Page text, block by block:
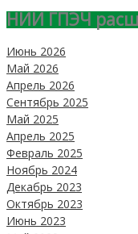
НИИ ГПЭЧ
Июнь 2026
Май 2026
Апрель 2026
Сентябрь 2025
Май 2025
Апрель 2025
Февраль 2025
Ноябрь 2024
Декабрь 2023
Октябрь 2023
Июнь 2023